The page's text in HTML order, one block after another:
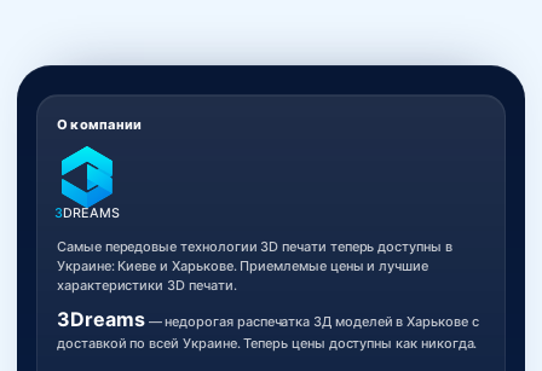
О компании
3DREAMS
Самые передовые технологии 3D печати теперь доступны в
Украине: Киеве и Харькове. Приемлемые цены и лучшие
характеристики 3D печати.
3Dreams— недорогая распечатка 3Д моделей в Харькове с
доставкой по всей Украине. Теперь цены доступны как никогда.